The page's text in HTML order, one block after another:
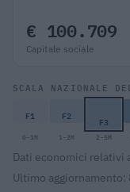
€ 100.709
Capitale sociale
SCALA NAZIONALE
F1 F2 F3
0-1M 1-2M 2-5M
Dati economici relativi
Ultimo aggiornamento: